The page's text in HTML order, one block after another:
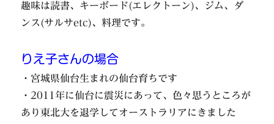
趣味は読書、キーボード(エレクトーン)、ジム、ダ
ンス(サルサetc)、料理です。
りえ子さんの場合
・宮城県仙台生まれの仙台育ちです
・2011年に仙台に震災にあって、色々思うところが
あり東北大を退学してオーストラリアにきました